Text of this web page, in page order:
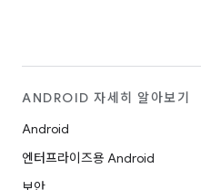
ANDROID 자세히 알아보기
Android
엔터프라이즈용 Android